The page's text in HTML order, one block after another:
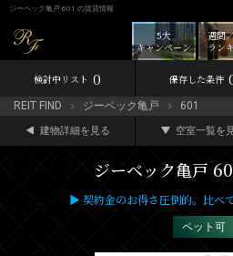
ジーベック亀戸 601 の賃貸情報
週間
ラン
5大
キャンペーン
検討中リスト 0 保存した条件
REIT FIND ジーベック亀戸 601
建物詳細を見る 空室一覧を
ジーベック亀戸
▶ 契約金のお得さ圧倒的。比べ
ペット可